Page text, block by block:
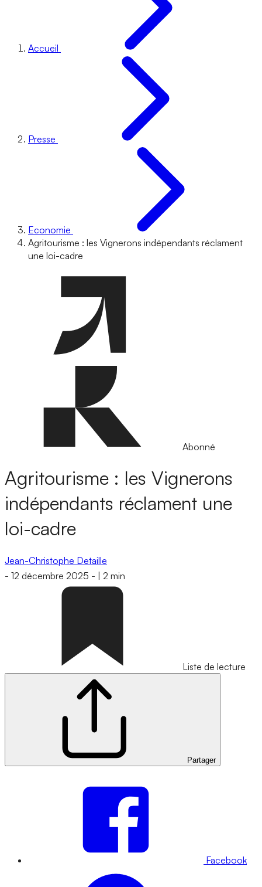
Accueil
Presse
Economie
Agritourisme : les Vignerons indépendants réclament
une loi-cadre
Abonné
Agritourisme : les Vignerons
indépendants réclament une
loi-cadre
Jean-Christophe Detaille
- 12 décembre 2025 - 2 min
Liste de lecture
Partager
Facebook